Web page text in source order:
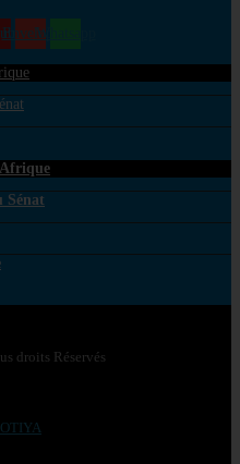
EnvelopeWhatsapp
Afrique
Sénat
droits Réservés
OTIYA